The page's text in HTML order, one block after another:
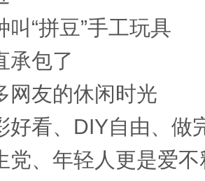
叫“拼豆”手工玩具
承包了
网友的休闲时光
好看、DIY自由、做
党、年轻人更是爱不